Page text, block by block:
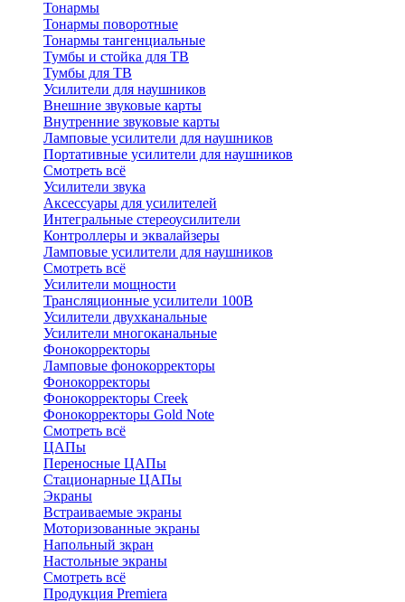
Тонармы
Тонармы поворотные
Тонармы тангенциальные
Тумбы и стойка для ТВ
Тумбы для ТВ
Усилители для наушников
Внешние звуковые карты
Внутренние звуковые карты
Ламповые усилители для наушников
Портативные усилители для наушников
Смотреть всё
Усилители звука
Аксессуары для усилителей
Интегральные стереоусилители
Контроллеры и эквалайзеры
Ламповые усилители для наушников
Смотреть всё
Усилители мощности
Трансляционные усилители 100В
Усилители двухканальные
Усилители многоканальные
Фонокорректоры
Ламповые фонокорректоры
Фонокорректоры
Фонокорректоры Creek
Фонокорректоры Gold Note
Смотреть всё
ЦАПы
Переносные ЦАПы
Стационарные ЦАПы
Экраны
Встраиваемые экраны
Моторизованные экраны
Напольный зкран
Настольные экраны
Смотреть всё
Продукция Premiera